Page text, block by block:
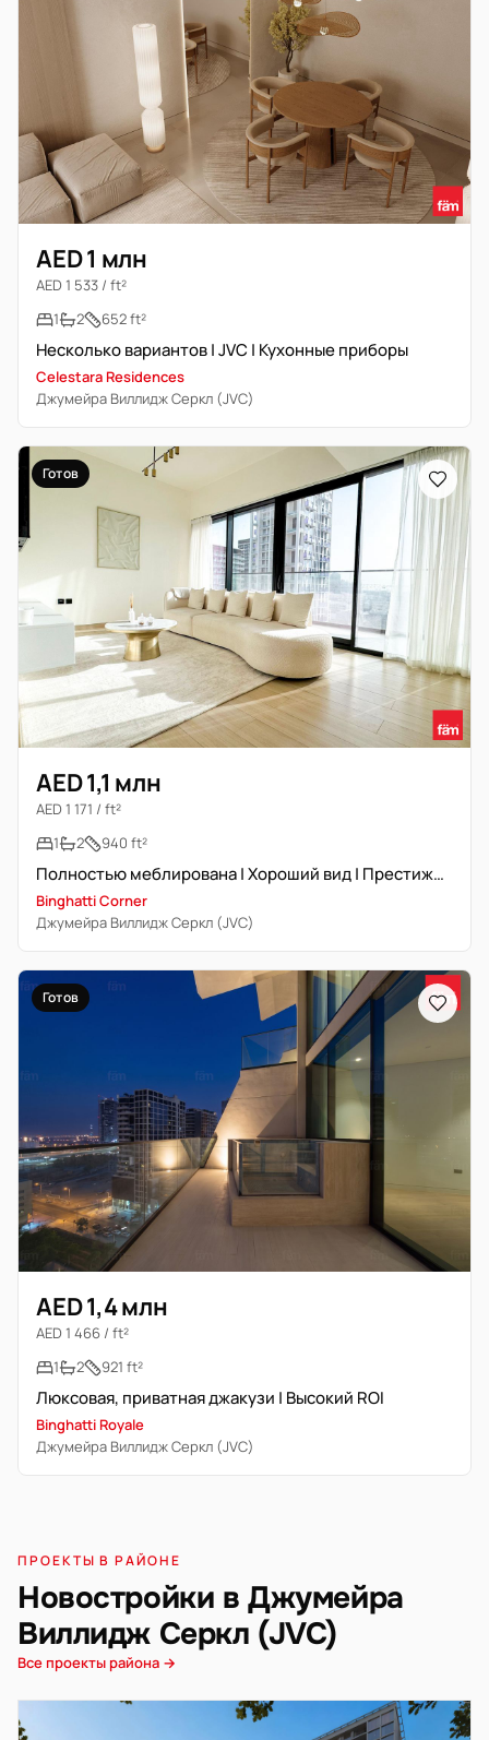
AED 1 млн
AED 1 533 / ft²
1
2 652 ft²
Несколько вариантов | JVC | Кухонные приборы
Celestara Residences
Джумейра Виллидж Серкл (JVC)
Готов
AED 1,1 млн
AED 1 171 / ft²
1
2 940 ft²
Полностью меблирована | Хороший вид | Престижный район
Binghatti Corner
Джумейра Виллидж Серкл (JVC)
Готов
AED 1,4 млн
AED 1 466 / ft²
1
2 921 ft²
Люксовая, приватная джакузи | Высокий ROI
Binghatti Royale
Джумейра Виллидж Серкл (JVC)
ПРОЕКТЫ В РАЙОНЕ
Новостройки в Джумейра
Виллидж Серкл (JVC)
Все проекты района →